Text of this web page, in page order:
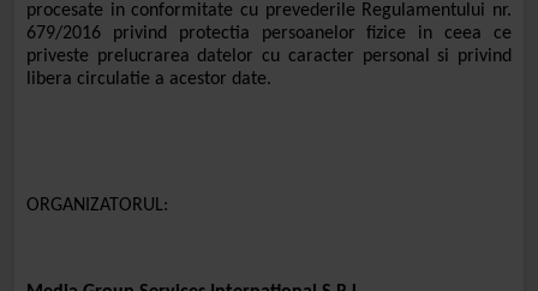
procesate in conformitate cu prevederile Regulamentului nr.
679/2016 privind protectia persoanelor fizice in ceea ce
priveste prelucrarea datelor cu caracter personal si privind
libera circulatie a acestor date.
ORGANIZATORUL: